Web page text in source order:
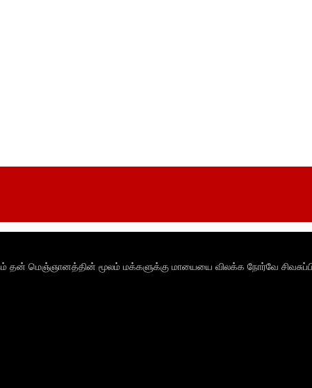
மெஞ்ஞானத்தின் மூலம் மக்களுக்கு மாயையை விலக்க நோர்வே